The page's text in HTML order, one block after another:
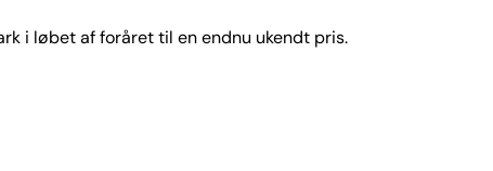
i løbet af foråret til en endnu ukendt pris.